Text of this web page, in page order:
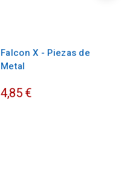
Falcon X - Piezas de
Metal
4,85 €